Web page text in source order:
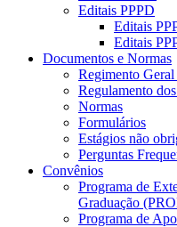
Editais PPPD
Editais
Editais
Documentos e Normas
Regimento
Regulamento
Normas
Formulários
Estágios não
Perguntas
Convênios
Programa de
Graduação
Programa de